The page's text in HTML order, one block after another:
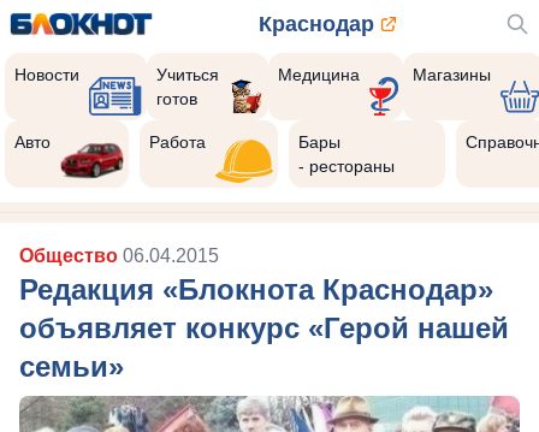
Краснодар
Новости
Учиться
готов
Медицина Магазины
Авто Работа
Бары
- рестораны
Общество 06.04.2015
Редакция «Блокнота Краснодар»
объявляет конкурс «Герой нашей
семьи»